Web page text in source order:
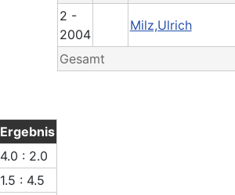
2 -
2004
Milz,Ulrich
Gesamt
Ergebnis
4.0 : 2.0
1.5 : 4.5